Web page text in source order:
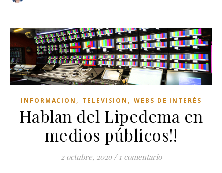
INFORMACION , TELEVISION , WEBS DE INTERÉS
Hablan del Lipedema en
medios públicos!!
2 octubre, 2020 / 1 comentario